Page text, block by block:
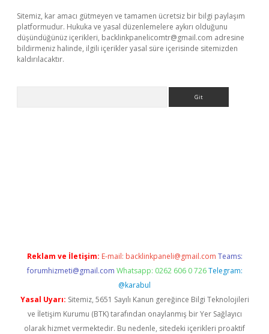
Sitemiz, kar amacı gütmeyen ve tamamen ücretsiz bir bilgi paylaşım
platformudur. Hukuka ve yasal düzenlemelere aykırı olduğunu
düşündüğünüz içerikleri, backlinkpanelicomtr@gmail.com adresine
bildirmeniz halinde, ilgili içerikler yasal süre içerisinde sitemizden
kaldırılacaktır.
Reklam ve İletişim: E-mail: backlinkpaneli@gmail.com Teams:
forumhizmeti@gmail.com Whatsapp: 0262 606 0 726 Telegram:
@karabul
Yasal Uyarı: Sitemiz, 5651 Sayılı Kanun gereğince Bilgi Teknolojileri
ve İletişim Kurumu (BTK) tarafından onaylanmış bir Yer Sağlayıcı
olarak hizmet vermektedir. Bu nedenle, sitedeki içerikleri proaktif